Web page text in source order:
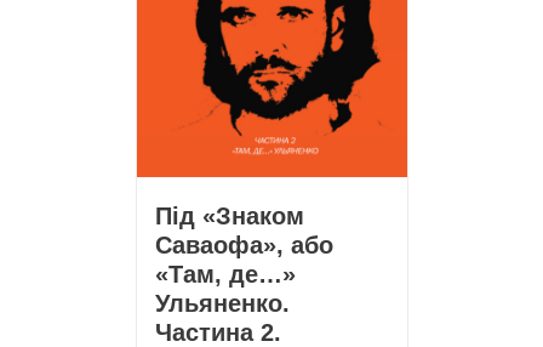
Під «Знаком
Саваофа», або
«Там, де…»
Ульяненко.
Частина 2.